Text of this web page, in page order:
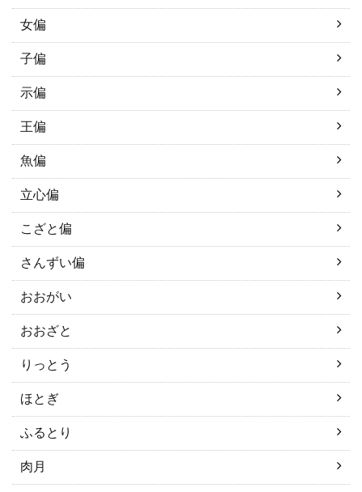
女偏
子偏
示偏
王偏
魚偏
立心偏
こざと偏
さんずい偏
おおがい
おおざと
りっとう
ほとぎ
ふるとり
肉月